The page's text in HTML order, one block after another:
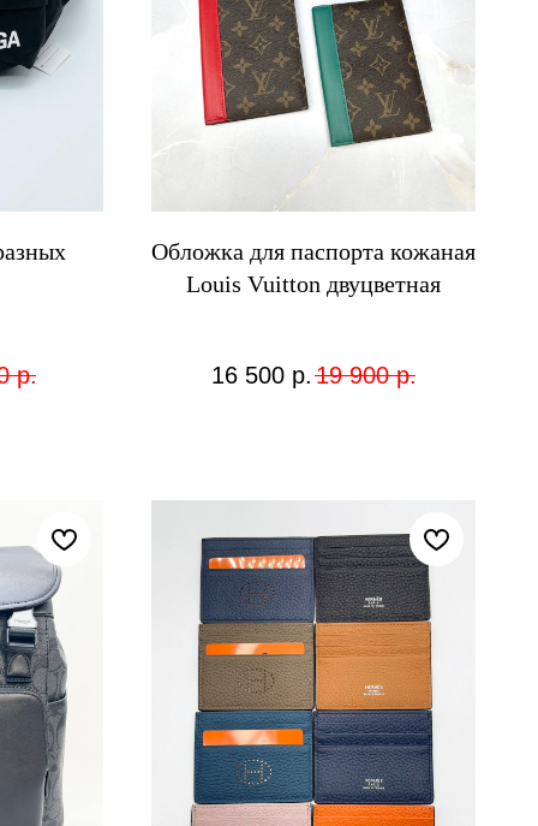
р.
Обложка для паспорта кожаная
Louis Vuitton двуцветная
16 500 р. 19 900 р.